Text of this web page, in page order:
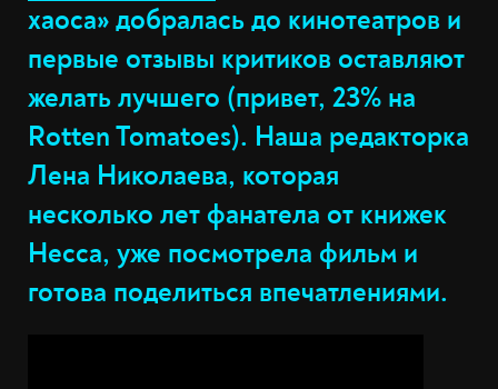
хаоса» добралась до кинотеатров и
первые отзывы критиков оставляют
желать лучшего (привет, 23% на
Rotten Tomatoes). Наша редакторка
Лена Николаева, которая
несколько лет фанатела от книжек
Несса, уже посмотрела фильм и
готова поделиться впечатлениями.